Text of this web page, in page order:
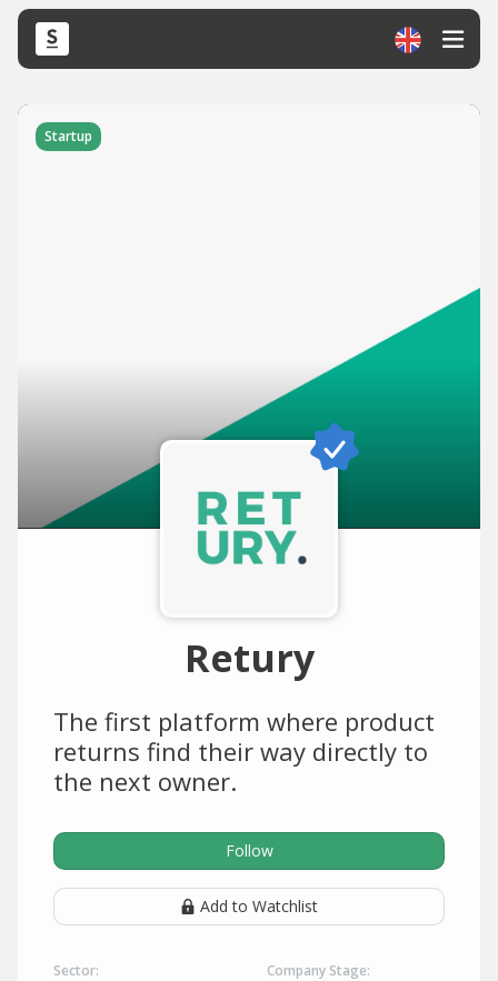
Startup
Retury
The first platform where product
returns find their way directly to
the next owner.
Follow
Add to Watchlist
Sector: Company Stage: